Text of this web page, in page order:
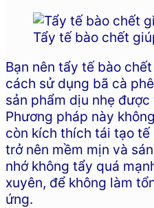
Tẩy tế bào chết
Bạn nên tẩy tế bào
cách sử dụng bã cà
sản phẩm dịu nhẹ
Phương pháp này
còn kích thích tái tạo
trở nên mềm mịn và
nhớ không tẩy quá
xuyên, để không làm
ứng.